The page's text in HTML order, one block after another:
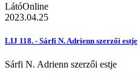
LátóOnline
2023.04.25
LIJ 118. - Sárfi N. Adrienn szerzői estje
Sárfi N. Adrienn szerzői estje